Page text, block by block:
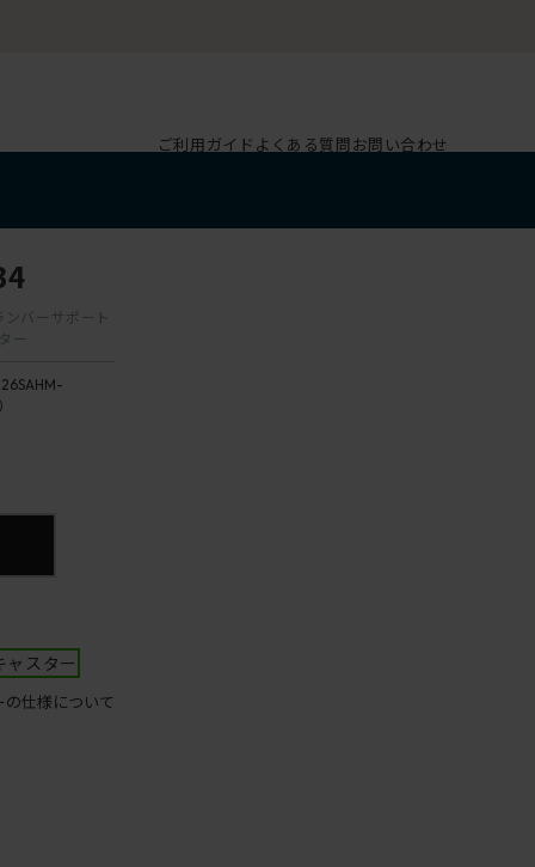
ご利用ガイド よくある質問お問い合わせ
バーサポート
ー
ャスター
の仕様について